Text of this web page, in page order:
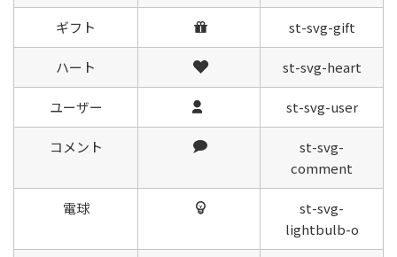
ギフト st-svg-gift
ハート st-svg-heart
ユーザー st-svg-user
コメント
st-svg-
comment
電球
st-svg-
lightbulb-o